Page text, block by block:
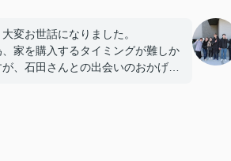
変お世話になりました。
家を購入するタイミングが難しか
が、石田さんとの出会いのおかげ